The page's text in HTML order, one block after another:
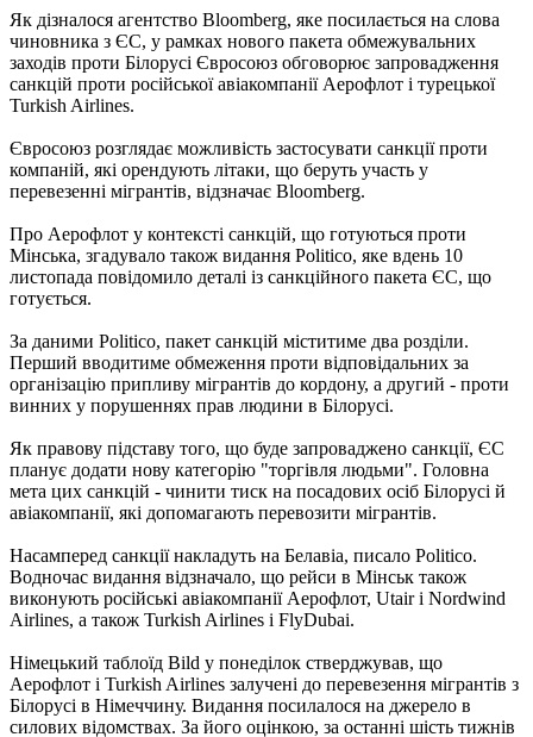
Як дізналося агентство Bloomberg, яке посилається на слова
чиновника з ЄС, у рамках нового пакета обмежувальних
заходів проти Білорусі Євросоюз обговорює запровадження
санкцій проти російської авіакомпанії Аерофлот і турецької
Turkish Airlines.
Євросоюз розглядає можливість застосувати санкції проти
компаній, які орендують літаки, що беруть участь у
перевезенні мігрантів, відзначає Bloomberg.
Про Аерофлот у контексті санкцій, що готуються проти
Мінська, згадувало також видання Politico, яке вдень 10
листопада повідомило деталі із санкційного пакета ЄС, що
готується.
За даними Politico, пакет санкцій міститиме два розділи.
Перший вводитиме обмеження проти відповідальних за
організацію припливу мігрантів до кордону, а другий - проти
винних у порушеннях прав людини в Білорусі.
Як правову підставу того, що буде запроваджено санкції, ЄС
планує додати нову категорію "торгівля людьми". Головна
мета цих санкцій - чинити тиск на посадових осіб Білорусі й
авіакомпанії, які допомагають перевозити мігрантів.
Насамперед санкції накладуть на Белавіа, писало Politico.
Водночас видання відзначало, що рейси в Мінськ також
виконують російські авіакомпанії Аерофлот, Utair і Nordwind
Airlines, а також Turkish Airlines і FlyDubai.
Німецький таблоїд Bild у понеділок стверджував, що
Аерофлот і Turkish Airlines залучені до перевезення мігрантів з
Білорусі в Німеччину. Видання посилалося на джерело в
силових відомствах. За його оцінкою, за останні шість тижнів